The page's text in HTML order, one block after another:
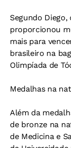
Segundo
proporcionou
mais para
brasileiro na
Olimpíada de
Medalhas na
Além da
de bronze na
de Medicina e